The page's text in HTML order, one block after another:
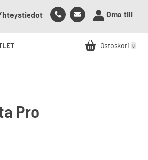
Soita
meille
Lähetä
meille
Oma tili
Ostoskori 0
Pro